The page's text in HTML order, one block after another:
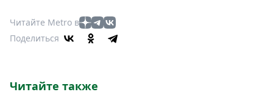
Читайте Metro в
Поделиться
Читайте также